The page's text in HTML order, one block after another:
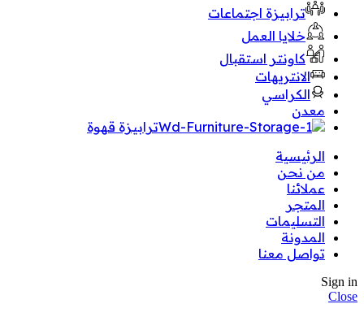
ترابيزة اجتماعات
خلايا العمل
كاونتر استقبال
الانتريهات
الكراسي
معدن
ترابيزة قهوة
الرئيسية
من نحن
عملائنا
المتجر
التسليمات
المدونة
تواصل معنا
Sign in
Close